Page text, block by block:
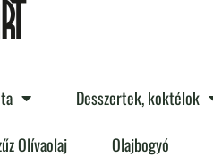
Desszertek, koktélok
Olívaolaj Olajbogyó